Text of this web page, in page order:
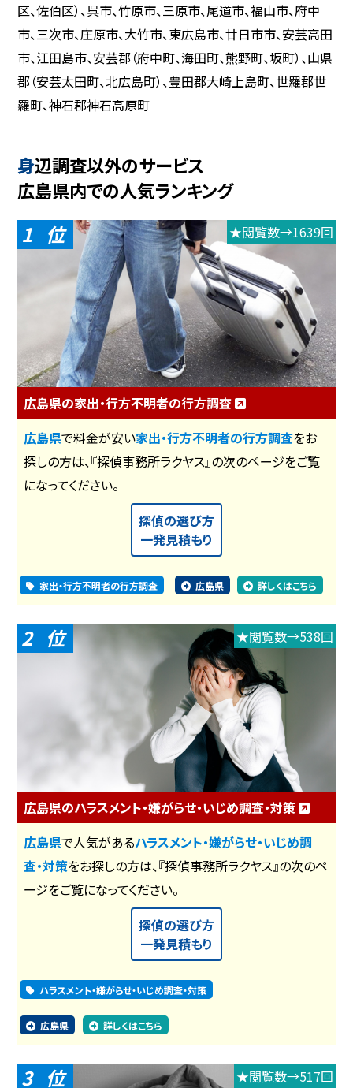
区、佐伯区）、呉市、竹原市、三原市、尾道市、福山市、府中
市、三次市、庄原市、大竹市、東広島市、廿日市市、安芸高田
市、江田島市、安芸郡（府中町、海田町、熊野町、坂町）、山県
郡（安芸太田町、北広島町）、豊田郡大崎上島町、世羅郡世
羅町、神石郡神石高原町
身辺調査以外のサービス
広島県内での人気ランキング
1 ★閲覧数→1639回
広島県の家出・行方不明者の行方調査
広島県で料金が安い家出・行方不明者の行方調査をお
探しの方は、『探偵事務所ラクヤス』の次のページをご覧
になってください。
探偵の選び方
一発見積もり
家出・行方不明者の行方調査 広島県 詳しくはこちら
2 ★閲覧数→538回
広島県のハラスメント・嫌がらせ・いじめ調査・対策
広島県で人気があるハラスメント・嫌がらせ・いじめ調
査・対策をお探しの方は、『探偵事務所ラクヤス』の次のペ
ージをご覧になってください。
探偵の選び方
一発見積もり
ハラスメント・嫌がらせ・いじめ調査・対策
広島県 詳しくはこちら
3 ★閲覧数→517回